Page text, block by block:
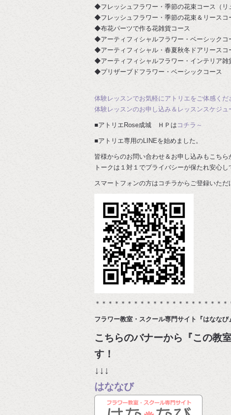
◆フレッシュフラワー・季節の花束コース（リ
◆フレッシュフラワー・季節の花束＆リースコ
◆布花パーツで作る花雑貨コース
◆アーティフィシャルフラワー・ベーシックコ
◆アーティフィシャル・春夏秋冬ドアリースコ
◆アーティフィシャルフラワー・インテリア雑
◆プリザーブドフラワー・ベーシックコース
体験レッスンでお気軽にアトリエをご体感くだ
体験レッスンのお申し込み＆レッスンスケジュ
■アトリエRose成城 ＨＰは コチラ～
■アトリエ専用のLINEを始めました。
皆様からのお問い合わせ＆お申し込みもこちら
トークは１対１でプライバシーが保たれ安心し
スマートフォンの方はコチラからご登録いただ
＊＊＊＊＊＊＊＊＊＊＊＊＊＊＊＊＊＊＊＊
フラワー教室・スクール専門サイト『はななび』
こちらのバナーから『この教
↓↓↓
はななび